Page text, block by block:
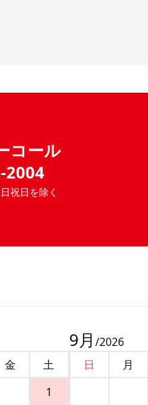
コール
2004
祝日を除く
金
土
1
9月 /2026
日
月